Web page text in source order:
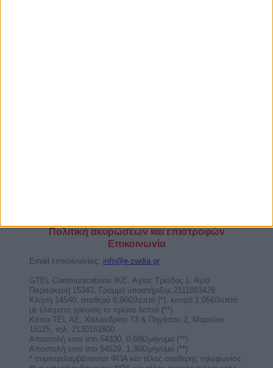
Πολιτική ακυρώσεων και επιστροφών
Επικοινωνία
Email επικοινωνίας: info@e-zwdia.gr
GTEL Communications IKE. Αγίας Τριάδος 1, Αγία
Παρασκευή 15343, Γραμμή υποστήριξης 2111883428
Κλήση 14540, σταθερό 0,96€/λεπτό (*), κινητό 1,05€/λεπτό
με ελάχιστη χρέωση το πρώτο λεπτό (**)
Καπα-TEL AE, Χαλανδρίου 73 & Πηγάσου 2, Μαρούσι
15125, τηλ. 2130161800
Αποστολή sms στο 54330, 0,68€/μήνυμα (**)
Αποστολή sms στο 54529, 1,36€/μήνυμα (**)
* συμπεριλαμβάνονται ΦΠΑ και τέλος σταθερής τηλεφωνίας